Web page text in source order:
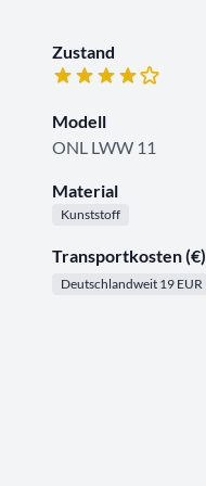
Zustand
Modell
ONL LWW 11
Material
Kunststoff
Transportkosten (€)
Deutschlandweit 19 EUR